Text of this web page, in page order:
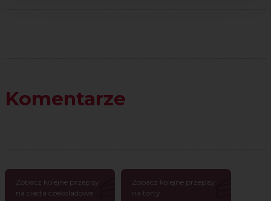
Komentarze
Zobacz kolejne przepisy
na ciasta czekoladowe
Zobacz kolejne przepisy
na torty